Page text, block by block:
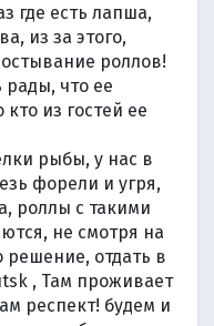
где есть лапша,
из за этого,
роллов!
что ее
из гостей ее
рыбы, у нас в
форели и угря,
роллы с такими
не смотря на
отдать в
, Там проживает
респект! будем и